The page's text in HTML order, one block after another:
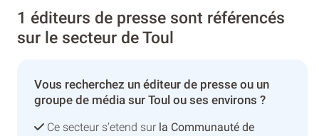
1 éditeurs de presse sont référencés
sur le secteur de Toul
Vous recherchez un éditeur de presse ou un
groupe de média sur Toul ou ses environs ?
Ce secteur s’etend sur la Communauté de